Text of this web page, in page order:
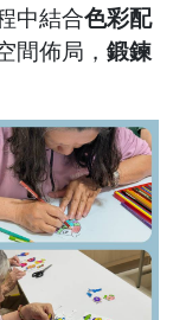
中結合色彩配
間佈局， 鍛鍊